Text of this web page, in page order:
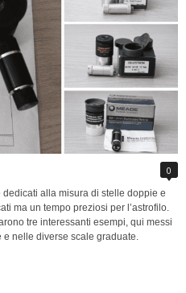
0
alla misura di stelle doppie e
ma un tempo preziosi per l’astrofilo.
tre interessanti esempi, qui messi
e nelle diverse scale graduate.